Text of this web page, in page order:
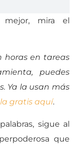
mejor, mira el
horas en tareas
puedes
Ya la usan más
gratis aquí.
sigue al
que